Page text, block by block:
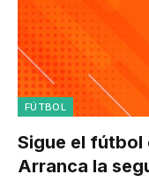
FÚTBOL
Sigue el fútbol
Arranca la